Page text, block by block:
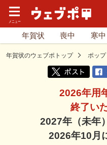
年賀状 喪中 寒中
年賀状のウェブポトップ ポップ
2026年用
終了い
2027年（未年
2026年10月